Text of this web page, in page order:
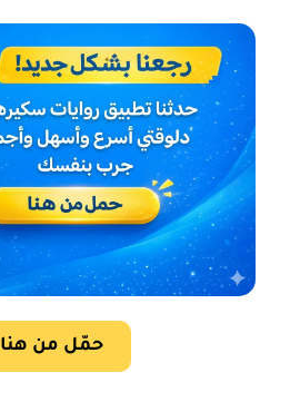
حمّل من هنا